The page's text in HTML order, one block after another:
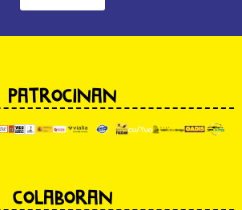
PATROCINAN
COLABORAN